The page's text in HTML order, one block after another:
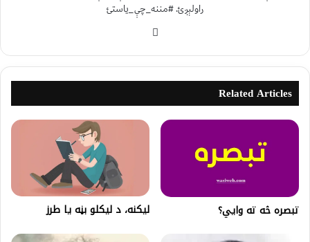
راولېږئ. #مننه_چې_یاستئ
Related Articles
تبصره څه ته وايي؟ لیکنه، د ليكلو بڼه يا طرز